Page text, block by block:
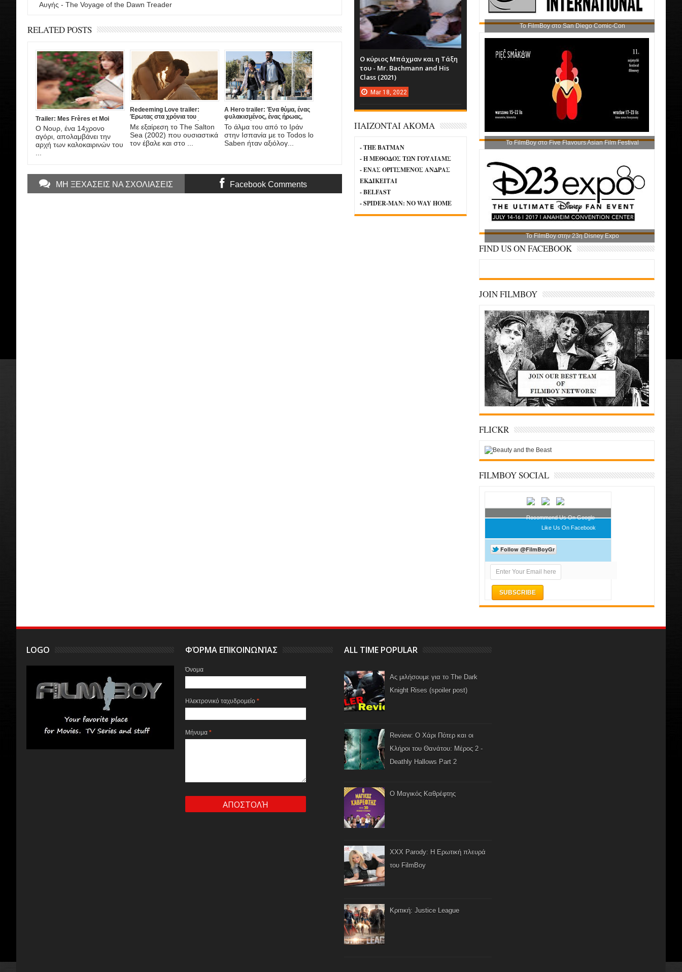
Αυγής - The Voyage of the Dawn Treader
RELATED POSTS
Trailer: Mes Frères et Moi
Ο Νουρ, ένα 14χρονο
αγόρι, απολαμβάνει την
αρχή των καλοκαιρινών του
Redeeming Love trailer:
Έρωτας στα χρόνια του
Χρυσού Πυρετού, στη νέα
ταινία του DJ Caruso
Με εξαίρεση το The Salton
Sea (2002) που ουσιαστικά
τον έβαλε και στο ...
A Hero trailer: Ένα θύμα, ένας
φυλακισμένος, ένας ήρωας,
ένας πατέρας. Έρχεται στο
Amazon η νέα ταινία του
Asghar Farhadi!
Το άλμα του από το Ιράν
στην Ισπανία με το Todos lo
Saben ήταν αξιόλογ...
ΜΗ ΞΕΧΑΣΕΙΣ ΝΑ ΣΧΟΛΙΑΣΕΙΣ Facebook Comments
Το FilmBoy στο San Diego Comic-Con
Το FilmBoy στο Five Flavours Asian Film Festival
Το FilmBoy στην 23η Disney Expo
FIND US ON FACEBOOK
JOIN FILMBOY
FLICKR
FILMBOY SOCIAL
Recommend Us On Google
Like Us On Facebook
Ο κύριος Μπάχμαν και η Τάξη
του - Mr. Bachmann and His
Class (2021)
Mar 18, 2022
ΠΑΙΖΟΝΤΑΙ ΑΚΟΜΑ
- THE BATMAN
- Η ΜΕΘΟΔΟΣ ΤΩΝ ΓΟΥΛΙΑΜΣ
- ΕΝΑΣ ΟΡΓΙΣΜΕΝΟΣ ΑΝΔΡΑΣ
ΕΚΔΙΚΕΙΤΑΙ
- BELFAST
- SPIDER-MAN: NO WAY HOME
LOGO ΦΌΡΜΑ ΕΠΙΚΟΙΝΩΝΊΑΣ
Όνομα
Ηλεκτρονικό ταχυδρομείο*
Μήνυμα*
ALL TIME POPULAR
Ας μιλήσουμε για το The Dark
Knight Rises (spoiler post)
Review: Ο Χάρι Πότερ και οι
Κλήροι του Θανάτου: Μέρος 2 -
Deathly Hallows Part 2
Ο Μαγικός Καθρέφτης
XXX Parody: Η Ερωτική πλευρά
του FilmBoy
Κριτική: Justice League